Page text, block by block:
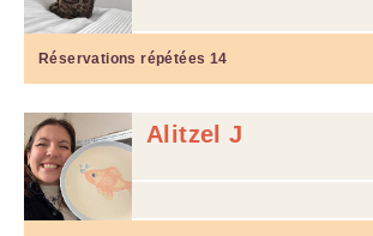
Réservations répétées 14
Alitzel J